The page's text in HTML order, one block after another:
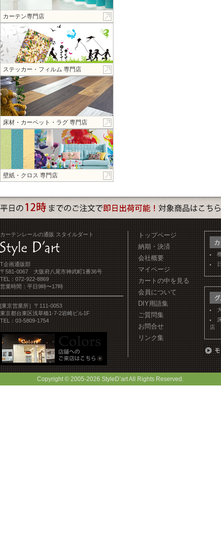
カーテン専門店
ステッカー・フィルム 専門店
床材・カーペット・ラグ 専門店
壁紙・クロス 専門店
カーテンレールの通販 スタイルダート
T企画通販部
〒581-0067 大阪府八尾市神武町1番36号
TEL：072-922-8869
営業時間：平日9時〜17時
[東京営業所］〒111-0053
東京都台東区浅草橋1-7-2岩崎ビル1F
TEL：03-5809-1754
トップページ
納期・決済
会社概要
マイページ
カートの中を見る
会員について
DIY用語集
ご質問集
お問合せ
リンク集
店
Copyright © 2005-2026 StyleD’art All Rights Reserved.